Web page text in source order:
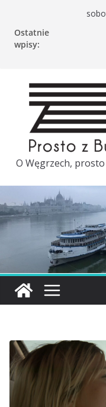
Ostatnie
wpisy:
O Węgrzech,